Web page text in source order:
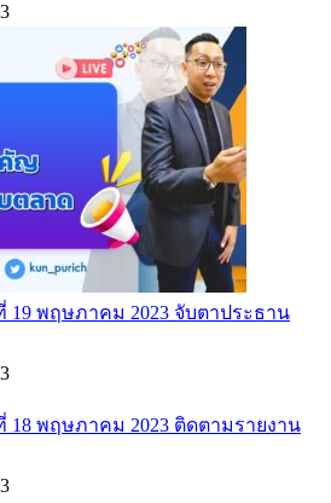
19 พฤษภาคม 2023 จับตาประธาน
18 พฤษภาคม 2023 ติดตามรายงาน